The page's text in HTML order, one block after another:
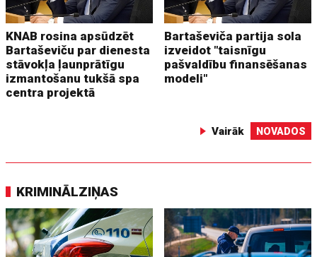
KNAB rosina apsūdzēt
Bartaševiču par dienesta
stāvokļa ļaunprātīgu
izmantošanu tukšā spa
centra projektā
Bartaševiča partija sola
izveidot "taisnīgu
pašvaldību finansēšanas
modeli"
Vairāk NOVADOS
KRIMINĀLZIŅAS